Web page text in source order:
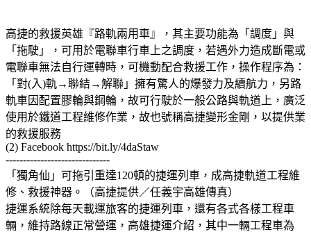
高捷的救援英雄『路軌兩用車』，其主要功能為「調度」與
「拖駛」，可用於電聯車行車上之調度，若遇外力造成斷電或
電聯車無法自行運轉時，可機動配合救援工作，操作程序為：
「對(入)軌→聯結→解聯」擁有驚人的爆發力及續航力，另路
軌車因配置膠輪與鋼輪，故可行駛於一般公路與軌道上，廣泛
使用於鐵道工程維修作業，故也號稱高捷變形金剛，以提供業
的救援服務
(2) Facebook https://bit.ly/4daStaw
------------------------------
「獨角仙」可拖引重達120頓的捷運列車，成高捷軌道工程維
修、救援神器。（高捷提供／任義宇高雄傳真）
捷運系統除每天載運旅客的捷運列車，還有各式各樣工程車
輛，維持路線正常營運，高雄捷運介紹，其中一輛工程車為